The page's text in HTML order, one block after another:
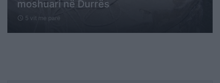
moshuari në Durrës
schedule 5 vit me parë